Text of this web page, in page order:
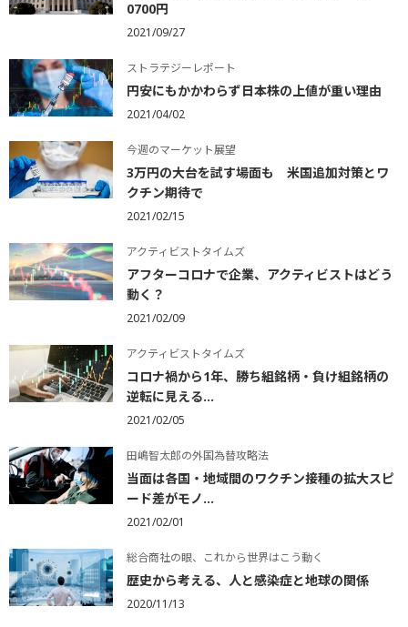
0700円
2021/09/27
ストラテジーレポート
円安にもかかわらず日本株の上値が重い理由
2021/04/02
今週のマーケット展望
3万円の大台を試す場面も 米国追加対策とワ
クチン期待で
2021/02/15
アクティビストタイムズ
アフターコロナで企業、アクティビストはどう
動く？
2021/02/09
アクティビストタイムズ
コロナ禍から1年、勝ち組銘柄・負け組銘柄の
逆転に見える...
2021/02/05
田嶋智太郎の外国為替攻略法
当面は各国・地域間のワクチン接種の拡大スピ
ード差がモノ...
2021/02/01
総合商社の眼、これから世界はこう動く
歴史から考える、人と感染症と地球の関係
2020/11/13